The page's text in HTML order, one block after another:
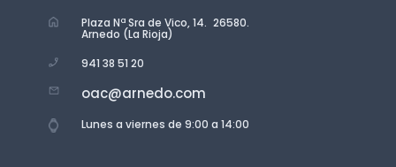
Plaza Nª Sra de Vico, 14. 26580.
Arnedo (La Rioja)
941 38 51 20
oac@arnedo.com
Lunes a viernes de 9:00 a 14:00